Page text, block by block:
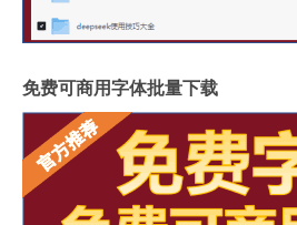
免费可商用字体批量下载